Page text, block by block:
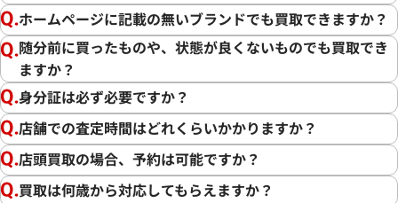
この度は「おたからや」をご利用いただき誠にありがとうご
ざいました。また、お客様の貴重なブランド品をご満足いた
だけた形でご売却いただけましたこと、大変嬉しく思います。
私たちの目標は、常にお客様にご満足いただける買取を提供
することです。そのためには、最新の市場相場をしっかりと把
握し、お客様に最適な価格をお伝えすることが不可欠です。弊
ホームページに記載の無いブランドでも買取できますか？
随分前に買ったものや、状態が良くないものでも買取でき
ますか？
身分証は必ず必要ですか？
店舗での査定時間はどれくらいかかりますか？
店頭買取の場合、予約は可能ですか？
買取は何歳から対応してもらえますか？